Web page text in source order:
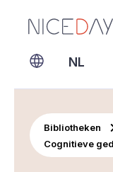
NL
EN
Bibliotheken
Cognitieve